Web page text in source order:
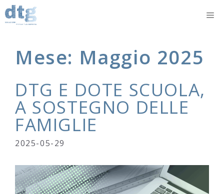
Vai
al
Mese: Maggio 2025
DTG E DOTE SCUOLA,
A SOSTEGNO DELLE
FAMIGLIE
2025-05-29